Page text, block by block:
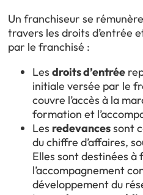
Un franchiseur se
travers les droits d’entrée
par le franchisé :
Les droits d’entrée
initiale versée par le
couvre l’accès à la
formation et
Les redevancessont
du chiffre d’affaires,
Elles sont destinées à
l’accompagnement
développement du